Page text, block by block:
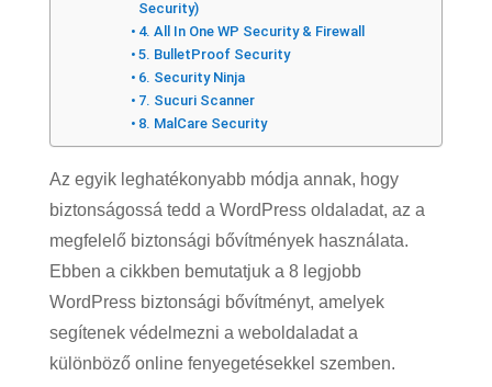
Security)
4. All In One WP Security & Firewall
5. BulletProof Security
6. Security Ninja
7. Sucuri Scanner
8. MalCare Security
Az egyik leghatékonyabb módja annak, hogy
biztonságossá tedd a WordPress oldaladat, az a
megfelelő biztonsági bővítmények használata.
Ebben a cikkben bemutatjuk a 8 legjobb
WordPress biztonsági bővítményt, amelyek
segítenek védelmezni a weboldaladat a
különböző online fenyegetésekkel szemben.